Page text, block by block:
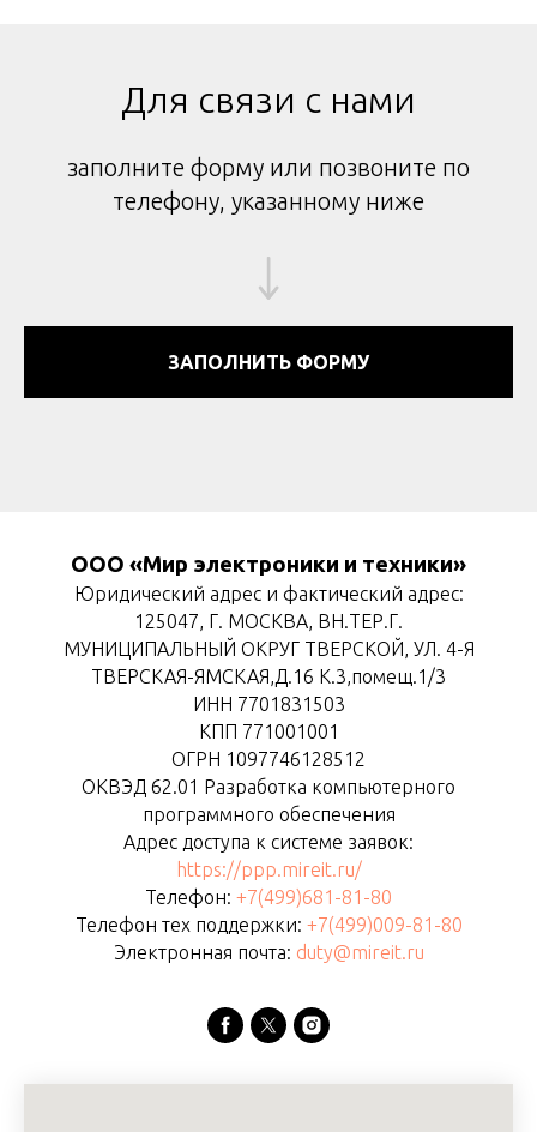
Для связи с нами
заполните форму или позвоните по
телефону, указанному ниже
ЗАПОЛНИТЬ ФОРМУ
ООО «Мир электроники и техники»
Юридический адрес и фактический адрес:
125047, Г. МОСКВА, ВН.ТЕР.Г.
МУНИЦИПАЛЬНЫЙ ОКРУГ ТВЕРСКОЙ, УЛ. 4-Я
ТВЕРСКАЯ-ЯМСКАЯ,Д.16 К.3,помещ.1/3
ИНН 7701831503
КПП 771001001
ОГРН 1097746128512
ОКВЭД 62.01 Разработка компьютерного
программного обеспечения
Адрес доступа к системе заявок:
https://ppp.mireit.ru/
Телефон: +7(499)681-81-80
Телефон тех поддержки: +7(499)009-81-80
Электронная почта: duty@mireit.ru